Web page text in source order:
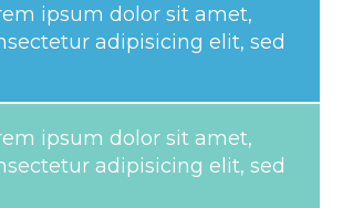
ipsum dolor sit amet,
adipisicing elit, sed
ipsum dolor sit amet,
adipisicing elit, sed